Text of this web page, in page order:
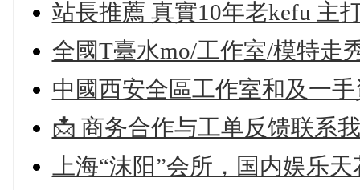
站長推薦 真實10年老kefu 主
全國T臺水mo/工作室/模特走
中國西安全區工作室和及一
📩 商务合作与工单反馈联系
上海“沫阳”会所，国内娱乐